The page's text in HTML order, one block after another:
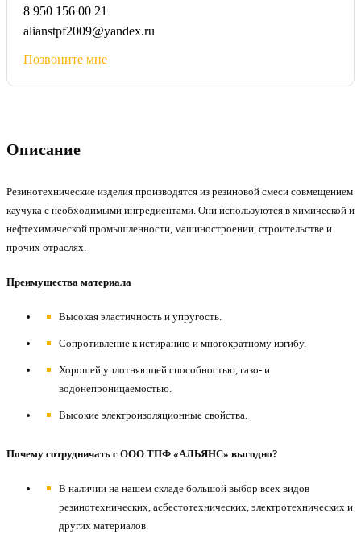
8 950 156 00 21
alianstpf2009@yandex.ru
Позвоните мне
Описание
Резинотехнические изделия производятся из резиновой смеси совмещением
каучука с необходимыми ингредиентами. Они используются в химической и
нефтехимической промышленности, машиностроении, строительстве и
прочих отраслях.
Преимущества материала
Высокая эластичность и упругость.
Сопротивление к истиранию и многократному изгибу.
Хорошей уплотняющей способностью, газо- и
водонепроницаемостью.
Высокие электроизоляционные свойства.
Почему сотрудничать с ООО ТПФ «АЛЬЯНС» выгодно?
В наличии на нашем складе большой выбор всех видов
резинотехнических, асбестотехнических, электротехнических и
других материалов.